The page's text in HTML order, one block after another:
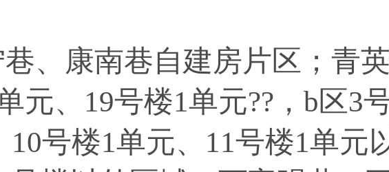
康南巷自建房片区；青英
元、19号楼1单元??，b区3
号楼1单元、11号楼1单元